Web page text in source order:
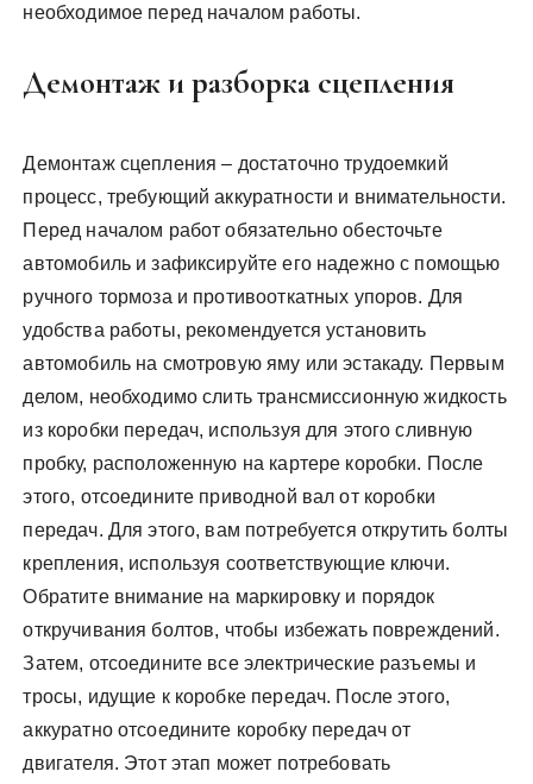
необходимое перед началом работы.
Демонтаж и разборка сцепления
Демонтаж сцепления – достаточно трудоемкий
процесс, требующий аккуратности и внимательности.
Перед началом работ обязательно обесточьте
автомобиль и зафиксируйте его надежно с помощью
ручного тормоза и противооткатных упоров. Для
удобства работы, рекомендуется установить
автомобиль на смотровую яму или эстакаду. Первым
делом, необходимо слить трансмиссионную жидкость
из коробки передач, используя для этого сливную
пробку, расположенную на картере коробки. После
этого, отсоедините приводной вал от коробки
передач. Для этого, вам потребуется открутить болты
крепления, используя соответствующие ключи.
Обратите внимание на маркировку и порядок
откручивания болтов, чтобы избежать повреждений.
Затем, отсоедините все электрические разъемы и
тросы, идущие к коробке передач. После этого,
аккуратно отсоедините коробку передач от
двигателя. Этот этап может потребовать